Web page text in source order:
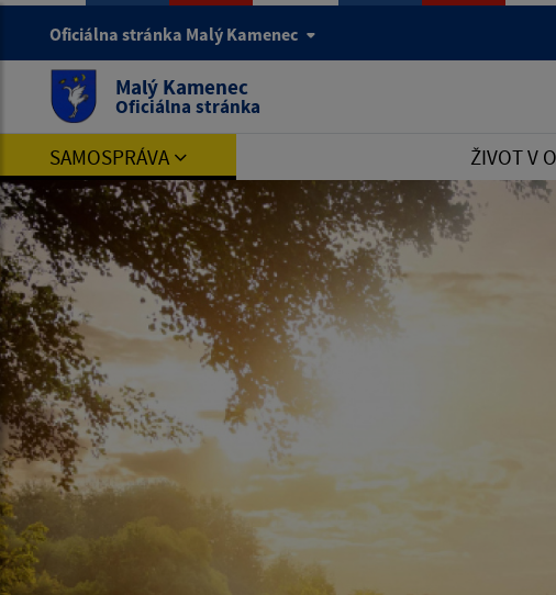
Oficiálna stránka Malý Kamenec
Malý Kamenec
Oficiálna stránka
SAMOSPRÁVA ŽIVOT V